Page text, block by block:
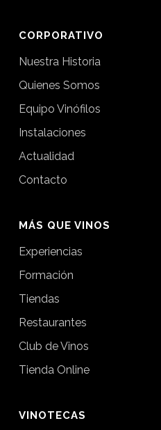
CORPORATIVO
Nuestra Historia
Quienes Somos
Equipo Vinófilos
Instalaciones
Actualidad
Contacto
MÁS QUE VINOS
Experiencias
Formación
Tiendas
Restaurantes
Club de Vinos
Tienda Online
VINOTECAS